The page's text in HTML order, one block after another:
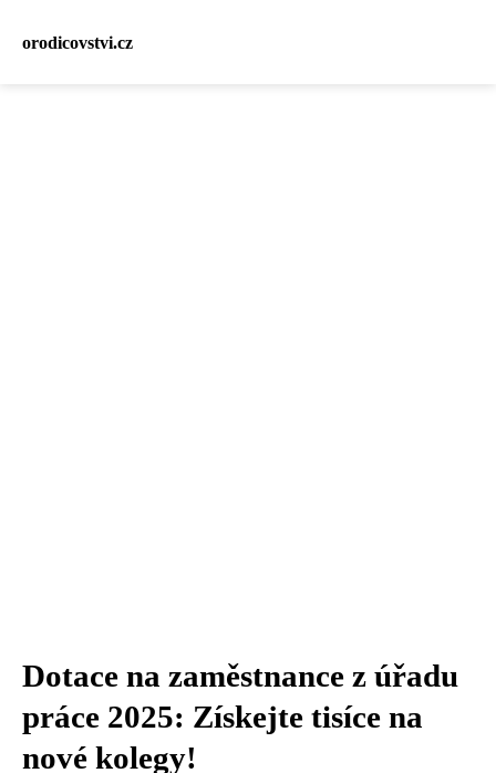
orodicovstvi.cz
Dotace na zaměstnance z úřadu
práce 2025: Získejte tisíce na
nové kolegy!